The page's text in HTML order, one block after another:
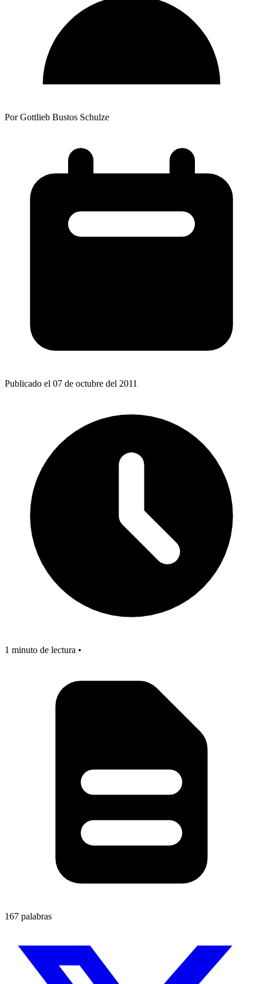
Por Gottlieb Bustos Schulze
Publicado el 07 de octubre del 2011
1 minuto de lectura •
167 palabras